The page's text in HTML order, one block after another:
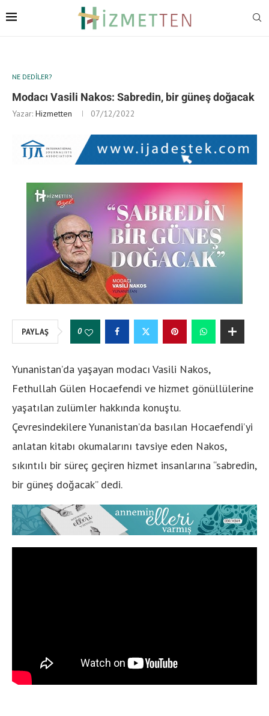
NE DEDILER?
Modacı Vasili Nakos: Sabredin, bir güneş doğacak
Yazar: Hizmetten 07/12/2022
PAYLAŞ 0
Yunanistan’da yaşayan modacı Vasili Nakos,
Fethullah Gülen Hocaefendi ve hizmet gönüllülerine
yaşatılan zulümler hakkında konuştu.
Çevresindekilere Yunanistan’da basılan Hocaefendi’yi
anlatan kitabı okumalarını tavsiye eden Nakos,
sıkıntılı bir süreç geçiren hizmet insanlarına “sabredin,
bir güneş doğacak” dedi.